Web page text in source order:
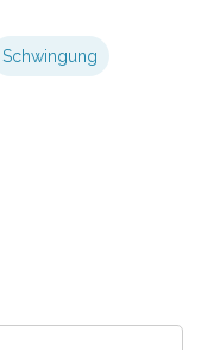
Schwingung